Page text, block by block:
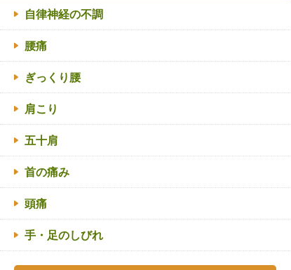
自律神経の不調
腰痛
ぎっくり腰
肩こり
五十肩
首の痛み
頭痛
手・足のしびれ